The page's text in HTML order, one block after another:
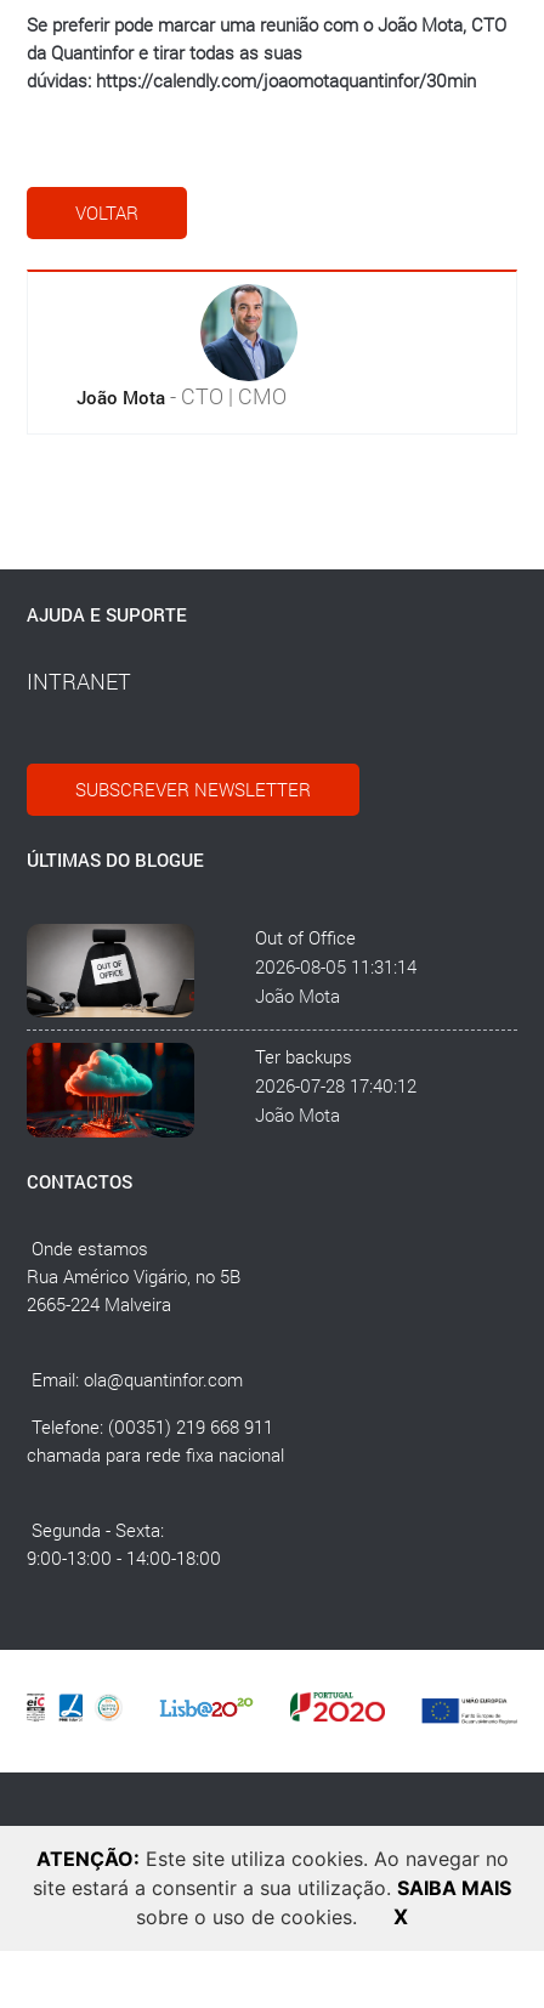
ATENÇÃO: Este site utiliza cookies. Ao navegar no
site estará a consentir a sua utilização. SAIBA MAIS
sobre o uso de cookies.
X
Se preferir pode marcar uma reunião com o João Mota, CTO
da Quantinfor e tirar todas as suas
dúvidas: https://calendly.com/joaomotaquantinfor/30min
VOLTAR
João Mota- CTO | CMO
AJUDA E SUPORTE
INTRANET
SUBSCREVER NEWSLETTER
ÚLTIMAS DO BLOGUE
Out of Office
2026-08-05 11:31:14
João Mota
Ter backups
2026-07-28 17:40:12
João Mota
CONTACTOS
Onde estamos
Rua Américo Vigário, no 5B
2665-224 Malveira
Email:ola@quantinfor.com
Telefone: (00351) 219 668 911
chamada para rede fixa nacional
Segunda - Sexta:
9:00-13:00 - 14:00-18:00
Zen.